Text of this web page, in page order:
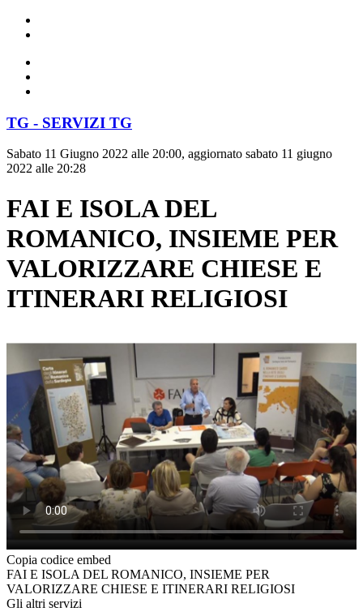
TG - SERVIZI TG
Sabato 11 Giugno 2022 alle 20:00, aggiornato sabato 11 giugno
2022 alle 20:28
FAI E ISOLA DEL
ROMANICO, INSIEME PER
VALORIZZARE CHIESE E
ITINERARI RELIGIOSI
Copia codice embed
FAI E ISOLA DEL ROMANICO, INSIEME PER
VALORIZZARE CHIESE E ITINERARI RELIGIOSI
Gli altri servizi